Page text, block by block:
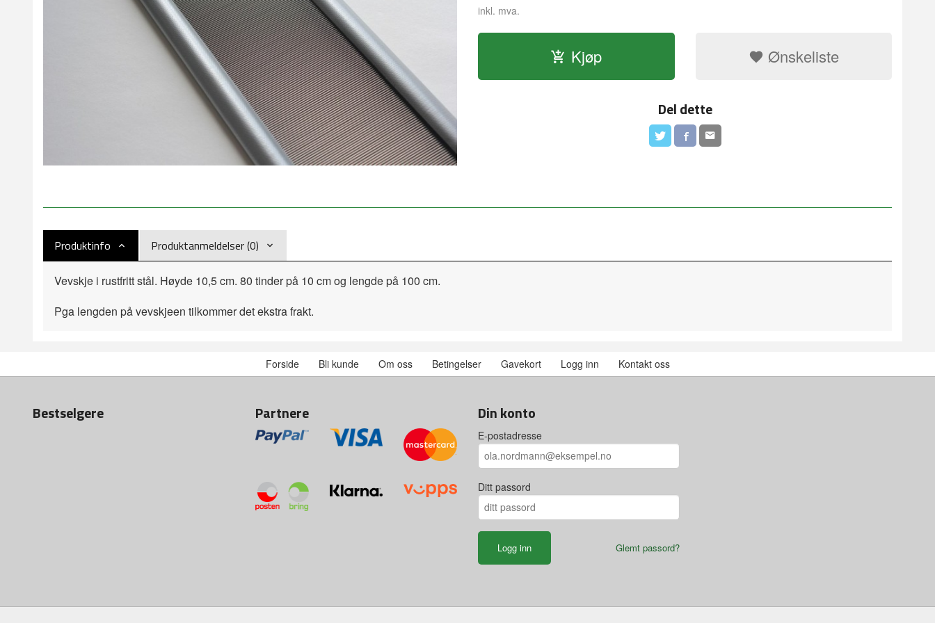
inkl. mva.
Kjøp Ønskeliste
Del dette
Produktinfo Produktanmeldelser (0)
Vevskje i rustfritt stål. Høyde 10,5 cm. 80 tinder på 10 cm og lengde på 100 cm.
Pga lengden på vevskjeen tilkommer det ekstra frakt.
Forside Bli kunde Om oss Betingelser Gavekort Logg inn Kontakt oss
Bestselgere Partnere Din konto
E-postadresse
Ditt passord
Glemt passord?